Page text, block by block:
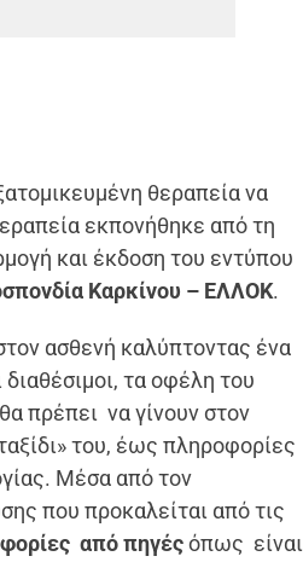
θεραπεία να
εκπονήθηκε από τη
και έκδοση του εντύπου
Καρκίνου – ΕΛΛΟΚ.
ασθενή καλύπτοντας ένα
τα οφέλη του
πρέπει να γίνουν στον
του, έως πληροφορίες
Μέσα από τον
που προκαλείται από τις
από πηγέςόπως είναι